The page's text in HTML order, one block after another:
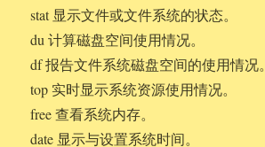
stat 显示文件或文件系统的状态。
du 计算磁盘空间使用情况。
df 报告文件系统磁盘空间的使用情况。
top 实时显示系统资源使用情况。
free 查看系统内存。
date 显示与设置系统时间。